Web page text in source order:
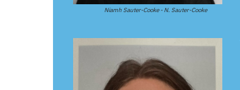
Niamh Sauter-Cooke - N. Sauter-Cooke